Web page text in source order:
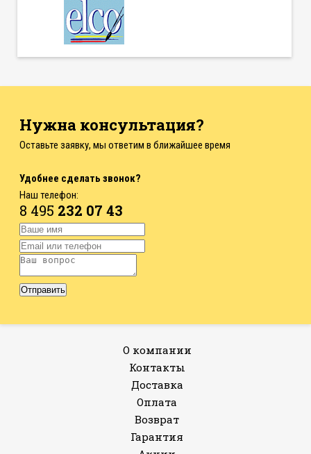
Нужна консультация?
Оставьте заявку, мы ответим в ближайшее время
Удобнее сделать звонок?
Наш телефон:
8 495 232 07 43
О компании
Контакты
Доставка
Оплата
Возврат
Гарантия